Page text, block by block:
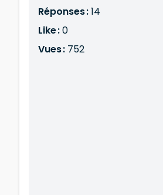
Réponses :14
Like :0
Vues : 752